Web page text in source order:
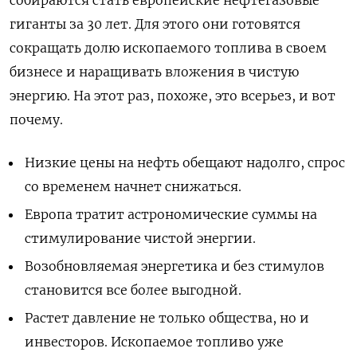
гиганты за 30 лет. Для этого они готовятся
сокращать долю ископаемого топлива в своем
бизнесе и наращивать вложения в чистую
энергию. На этот раз, похоже, это всерьез, и вот
почему.
Низкие цены на нефть обещают надолго, спрос
со временем начнет снижаться.
Европа тратит астрономические суммы на
стимулирование чистой энергии.
Возобновляемая энергетика и без стимулов
становится все более выгодной.
Растет давление не только общества, но и
инвесторов. Ископаемое топливо уже